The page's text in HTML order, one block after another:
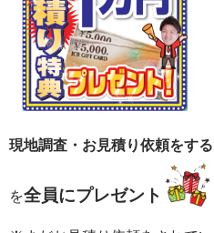
現地調査・お見積り依頼をす
を全員にプレゼント